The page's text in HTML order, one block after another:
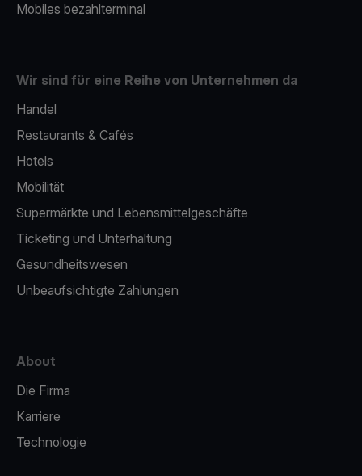
Mobiles bezahlterminal
Wir sind für eine Reihe von Unternehmen da
Handel
Restaurants & Cafés
Hotels
Mobilität
Supermärkte und Lebensmittelgeschäfte
Ticketing und Unterhaltung
Gesundheitswesen
Unbeaufsichtigte Zahlungen
About
Die Firma
Karriere
Technologie